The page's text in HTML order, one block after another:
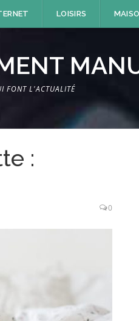
LOISIRS
FONT L'ACTUALITÉ
:
0